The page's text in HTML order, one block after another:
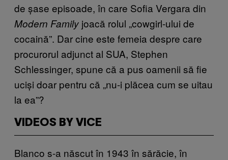
de șase episoade, în care Sofia Vergara din
Modern Family joacă rolul „cowgirl-ului de
cocaină”. Dar cine este femeia despre care
procurorul adjunct al SUA, Stephen
Schlessinger, spune că a pus oamenii să fie
uciși doar pentru că „nu-i plăcea cum se uitau
la ea”?
VIDEOS BY VICE
Blanco s-a născut în 1943 în sărăcie, în